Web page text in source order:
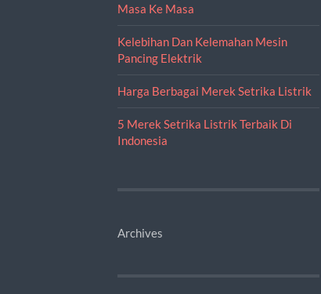
Masa Ke Masa
Kelebihan Dan Kelemahan Mesin
Pancing Elektrik
Harga Berbagai Merek Setrika Listrik
5 Merek Setrika Listrik Terbaik Di
Indonesia
Archives